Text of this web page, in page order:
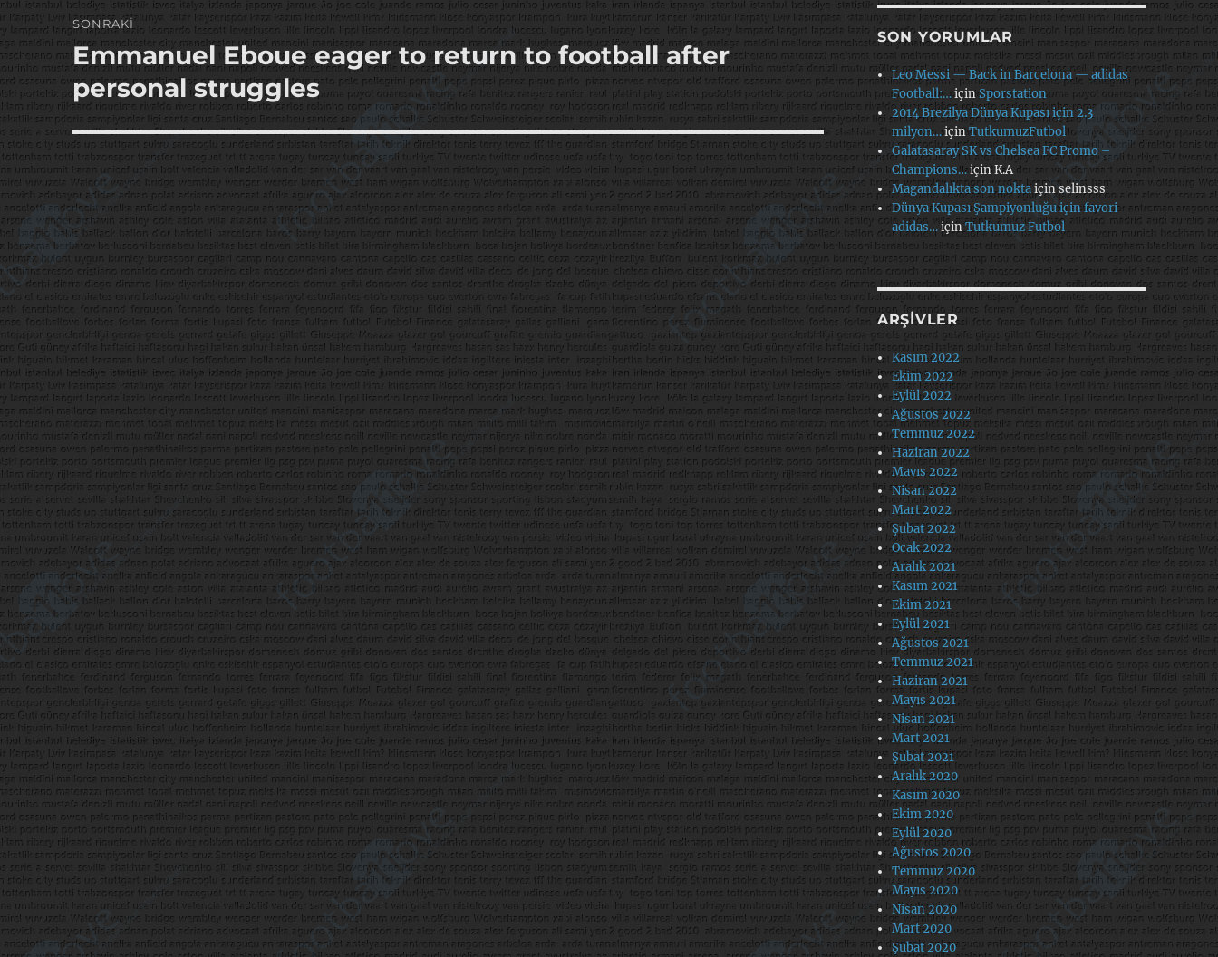
SONRAKI
Sonraki
yazı:
Emmanuel Eboue eager to return to football after
personal struggles
SON YORUMLAR
Leo Messi — Back in Barcelona — adidas
Football:…içinSporstation
2014 Brezilya Dünya Kupası için 2.3
milyon…içinTutkumuzFutbol
Galatasaray SK vs Chelsea FC Promo –
Champions…içinK.A
Magandalıkta son noktaiçinselinsss
Dünya Kupası Şampiyonluğu için favori
adidas…içinTutkumuz Futbol
ARŞIVLER
Kasım 2022
Ekim 2022
Eylül 2022
Ağustos 2022
Temmuz 2022
Haziran 2022
Mayıs 2022
Nisan 2022
Mart 2022
Şubat 2022
Ocak 2022
Aralık 2021
Kasım 2021
Ekim 2021
Eylül 2021
Ağustos 2021
Temmuz 2021
Haziran 2021
Mayıs 2021
Nisan 2021
Mart 2021
Şubat 2021
Aralık 2020
Kasım 2020
Ekim 2020
Eylül 2020
Ağustos 2020
Temmuz 2020
Mayıs 2020
Nisan 2020
Mart 2020
Şubat 2020